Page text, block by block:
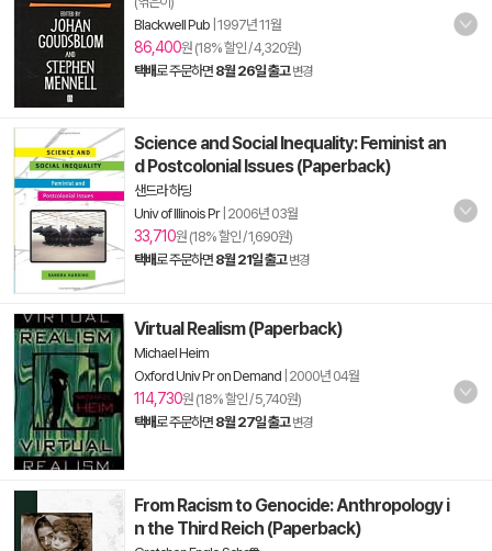
Blackwell Pub 1997년 11월
86,400원 (18% 할인 / 4,320원)
택배로 주문하면 8월 26일 출고 변경
Science and Social Inequality: Feminist an
d Postcolonial Issues (Paperback)
샌드라 하딩
Univ of Illinois Pr| 2006년 03월
33,710원 (18% 할인 / 1,690원)
택배로 주문하면 8월 21일 출고 변경
Virtual Realism (Paperback)
Michael Heim
Oxford Univ Pr on Demand 2000년 04월
114,730원 (18% 할인 / 5,740원)
택배로 주문하면 8월 27일 출고 변경
From Racism to Genocide: Anthropology i
n the Third Reich (Paperback)